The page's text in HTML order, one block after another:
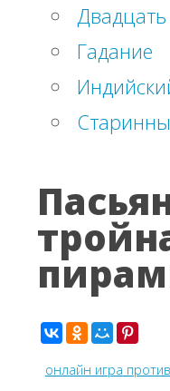
Двадцать
Гадание
онлайн игра